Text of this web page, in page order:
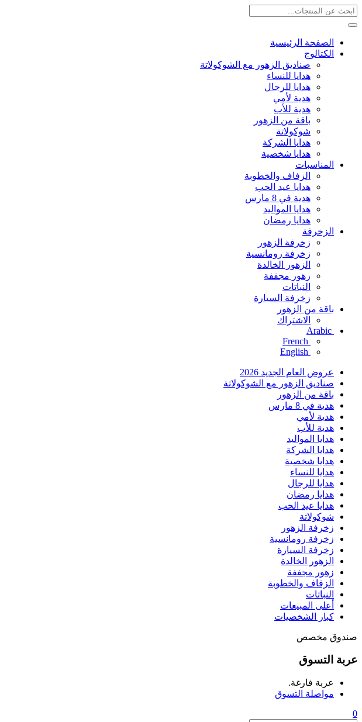
الصفحة الرئيسية
الكتالوج
صناديق الزهور مع الشوكولاتة
هدايا للنساء
هدايا للرجال
هدية لأمي
هدية للأب
باقة من الزهور
شوكولاتة
هدايا الشركة
هدايا شخصية
المناسبات
الزفاف والخطوبة
هدايا عيد الحب
هدية في 8 مارس
هدايا المواليد
هدايا رمضان
الزخرفة
زخرفة الزهور
زخرفة رومانسية
الزهور الخالدة
زهور مجففة
النباتات
زخرفة السيارة
باقة من الزهور
الاشتراك
Arabic
French
English
عروض العام الجديد 2026
صناديق الزهور مع الشوكولاتة
باقة من الزهور
هدية في 8 مارس
هدية لأمي
هدية للأب
هدايا المواليد
هدايا الشركة
هدايا شخصية
هدايا للنساء
هدايا للرجال
هدايا رمضان
هدايا عيد الحب
شوكولاتة
زخرفة الزهور
زخرفة رومانسية
زخرفة السيارة
الزهور الخالدة
زهور مجففة
الزفاف والخطوبة
النباتات
أعلى المبيعات
كبار الشخصيات
صندوق مخصص
عربة التسوق
عربة فارغة.
مواصلة التسوق
0